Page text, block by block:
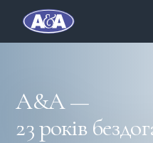
A&A —
23 років